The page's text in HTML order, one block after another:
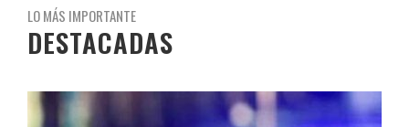
LO MÁS IMPORTANTE
DESTACADAS